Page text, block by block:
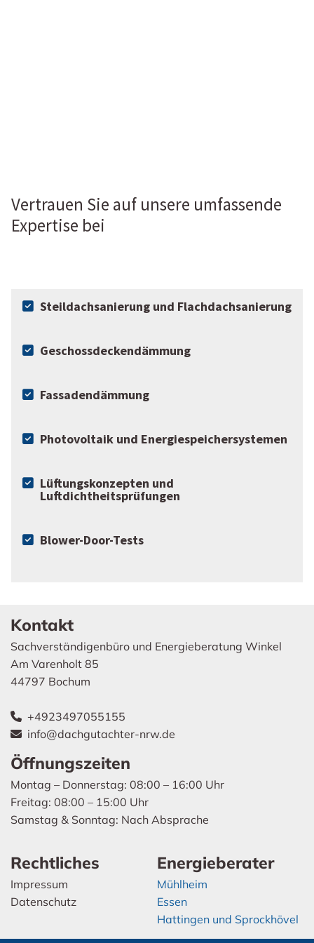
Vertrauen Sie auf unsere umfassende
Expertise bei
Steildachsanierung und Flachdachsanierung
Geschossdeckendämmung
Fassadendämmung
Photovoltaik und Energiespeichersystemen
Lüftungskonzepten und
Luftdichtheitsprüfungen
Blower-Door-Tests
Kontakt
Sachverständigenbüro und Energieberatung Winkel
Am Varenholt 85
44797 Bochum
 +4923497055155
 info@dachgutachter-nrw.de
Öffnungszeiten
Montag – Donnerstag: 08:00 – 16:00 Uhr
Freitag: 08:00 – 15:00 Uhr
Samstag & Sonntag: Nach Absprache
Rechtliches
Impressum
Datenschutz
Energieberater
Mühlheim
Essen
Hattingen und Sprockhövel